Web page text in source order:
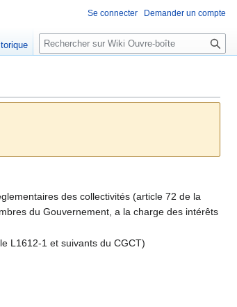
des collectivités (article 72 de la
du Gouvernement, a la charge des intérêts
L1612-1 et suivants du CGCT)
Se connecter Demander un compte
R
e
e
h